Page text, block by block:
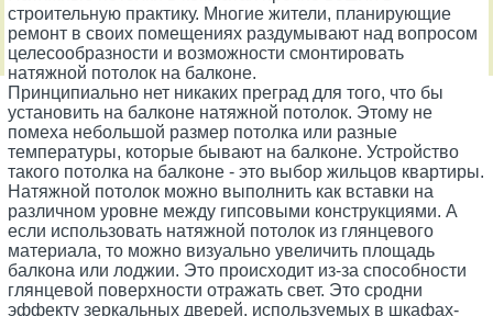
строительную практику. Многие жители, планирующие
ремонт в своих помещениях раздумывают над вопросом
целесообразности и возможности смонтировать
натяжной потолок на балконе.
Принципиально нет никаких преград для того, что бы
установить на балконе натяжной потолок. Этому не
помеха небольшой размер потолка или разные
температуры, которые бывают на балконе. Устройство
такого потолка на балконе - это выбор жильцов квартиры.
Натяжной потолок можно выполнить как вставки на
различном уровне между гипсовыми конструкциями. А
если использовать натяжной потолок из глянцевого
материала, то можно визуально увеличить площадь
балкона или лоджии. Это происходит из-за способности
глянцевой поверхности отражать свет. Это сродни
эффекту зеркальных дверей, используемых в шкафах-